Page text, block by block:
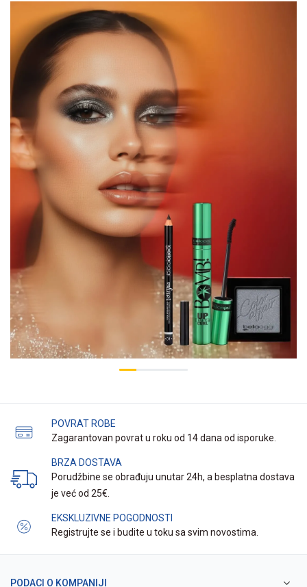
POVRAT ROBE
Zagarantovan povrat u roku od 14 dana od isporuke.
BRZA DOSTAVA
Porudžbine se obrađuju unutar 24h, a besplatna dostava
je već od 25€.
EKSKLUZIVNE POGODNOSTI
Registrujte se i budite u toku sa svim novostima.
PODACI O KOMPANIJI